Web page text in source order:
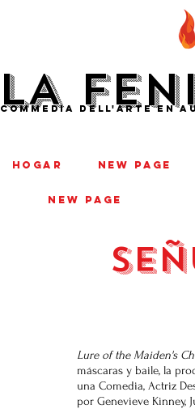
LA
COMMEDIA DELL'ARTE EN
HOGAR New Page
New Page
Lure of the Maiden's
máscaras y baile, la
una Comedia, Actriz
por Genevieve Kinney,